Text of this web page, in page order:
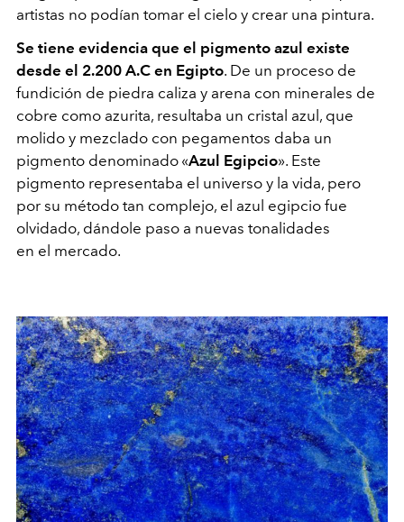
artistas no podían tomar el cielo y crear una pintura.
Se tiene evidencia que el pigmento azul existe
desde el 2.200 A.C en Egipto. De un proceso de
fundición de piedra caliza y arena con minerales de
cobre como azurita, resultaba un cristal azul, que
molido y mezclado con pegamentos daba un
pigmento denominado «Azul Egipcio». Este
pigmento representaba el universo y la vida, pero
por su método tan complejo, el azul egipcio fue
olvidado, dándole paso a nuevas tonalidades
en el mercado.